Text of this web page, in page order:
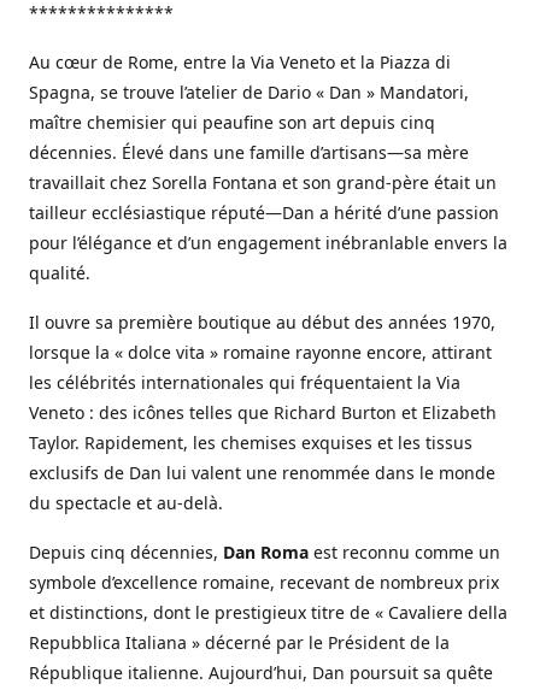
***************
Au cœur de Rome, entre la Via Veneto et la Piazza di
Spagna, se trouve l’atelier de Dario « Dan » Mandatori,
maître chemisier qui peaufine son art depuis cinq
décennies. Élevé dans une famille d’artisans—sa mère
travaillait chez Sorella Fontana et son grand-père était un
tailleur ecclésiastique réputé—Dan a hérité d’une passion
pour l’élégance et d’un engagement inébranlable envers la
qualité.
Il ouvre sa première boutique au début des années 1970,
lorsque la « dolce vita » romaine rayonne encore, attirant
les célébrités internationales qui fréquentaient la Via
Veneto : des icônes telles que Richard Burton et Elizabeth
Taylor. Rapidement, les chemises exquises et les tissus
exclusifs de Dan lui valent une renommée dans le monde
du spectacle et au-delà.
Depuis cinq décennies, Dan Roma est reconnu comme un
symbole d’excellence romaine, recevant de nombreux prix
et distinctions, dont le prestigieux titre de « Cavaliere della
Repubblica Italiana » décerné par le Président de la
République italienne. Aujourd’hui, Dan poursuit sa quête